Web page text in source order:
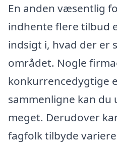
En anden væsentlig
indhente flere tilbud
indsigt i, hvad der er
området. Nogle
konkurrencedygtige
sammenligne kan
meget. Derudover
fagfolk tilbyde